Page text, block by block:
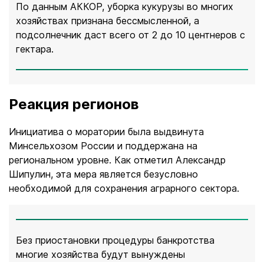
По данным АККОР, уборка кукурузы во многих
хозяйствах признана бессмысленной, а
подсолнечник даст всего от 2 до 10 центнеров с
гектара.
Реакция регионов
Инициатива о моратории была выдвинута
Минсельхозом России и поддержана на
региональном уровне. Как отметил Александр
Шипулин, эта мера является безусловно
необходимой для сохранения аграрного сектора.
Без приостановки процедуры банкротства
многие хозяйства будут вынуждены